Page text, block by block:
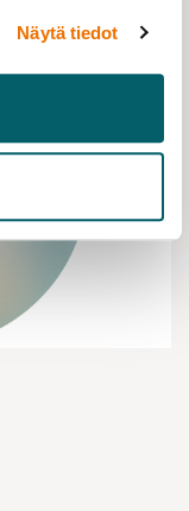
Näytä tiedot